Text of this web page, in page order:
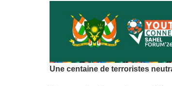
Une centaine de terroristes